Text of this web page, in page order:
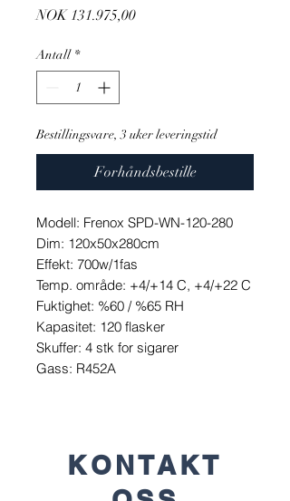
NOK 131.975,00Pris
Antall *
Bestillingsvare, 3 uker leveringstid
Forhåndsbestille
Modell: Frenox SPD-WN-120-280
Dim: 120x50x280cm
Effekt: 700w/1fas
Temp. område: +4/+14 C, +4/+22 C
Fuktighet: %60 / %65 RH
Kapasitet: 120 flasker
Skuffer: 4 stk for sigarer
Gass: R452A
KONTAKT